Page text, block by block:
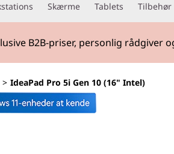
Skærme Tablets Tilbehør
B2B-priser, personlig rådgiver
> IdeaPad Pro 5i Gen 10 (16" Intel)